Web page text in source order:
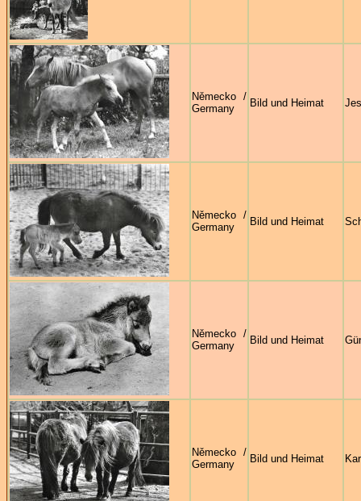
Německo /
Germany
Bild und Heimat
Německo /
Germany
Bild und Heimat
Německo /
Germany
Bild und Heimat
Německo /
Germany
Bild und Heimat